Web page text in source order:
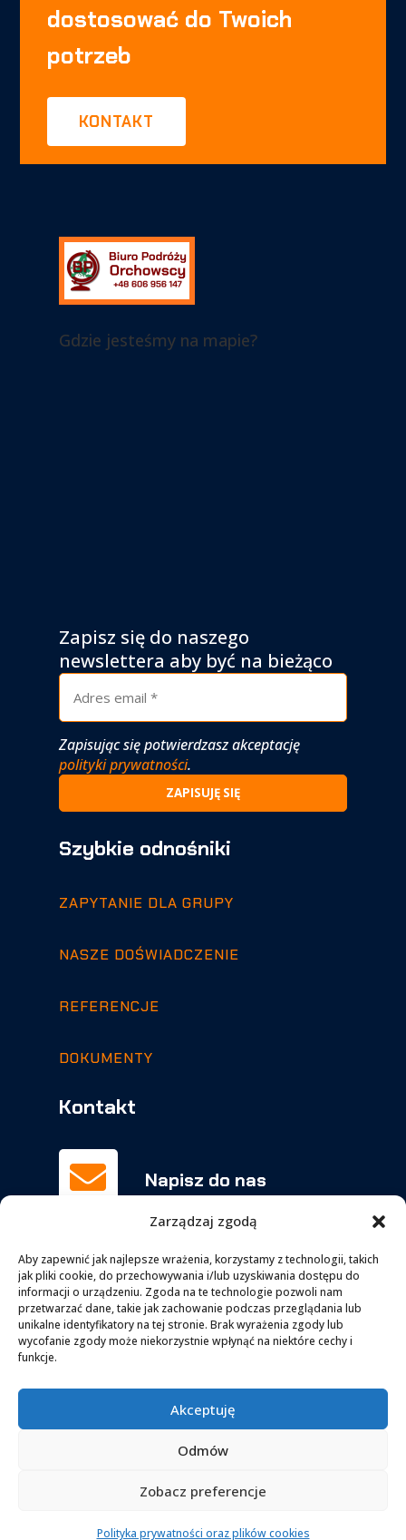
Zarządzaj zgodą
Aby zapewnić jak najlepsze wrażenia, korzystamy z technologii, takich
jak pliki cookie, do przechowywania i/lub uzyskiwania dostępu do
informacji o urządzeniu. Zgoda na te technologie pozwoli nam
przetwarzać dane, takie jak zachowanie podczas przeglądania lub
unikalne identyfikatory na tej stronie. Brak wyrażenia zgody lub
wycofanie zgody może niekorzystnie wpłynąć na niektóre cechy i
funkcje.
Akceptuję
Odmów
Zobacz preferencje
Polityka prywatności oraz plików cookies
dostosować do Twoich
potrzeb
KONTAKT
Gdzie jesteśmy na mapie?
Zapisz się do naszego
newslettera aby być na bieżąco
Zapisując się potwierdzasz akceptację
polityki prywatności.
Szybkie odnośniki
ZAPYTANIE DLA GRUPY
NASZE DOŚWIADCZENIE
REFERENCJE
DOKUMENTY
Kontakt
 Napisz do nas
 Zadzwoń
063-277-15-51
kom.606-956-147

facebook.com/BUT.Orchowscy
Copyright © 2024. WykonanieViden.pl